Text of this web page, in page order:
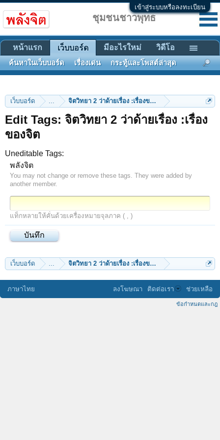
เข้าสู่ระบบหรือลงทะเบียน
เว็บบอร์ด ... จิตวิทยา 2 ว่าด้ายเรื่อง :เรื่องของจิต
Edit Tags: จิตวิทยา 2 ว่าด้ายเรื่อง :เรื่อง
ของจิต
Uneditable Tags:
พลังจิต
You may not change or remove these tags. They were added by
another member.
แท็กหลายให้คั่นด้วยเครื่องหมายจุลภาค ( , )
เว็บบอร์ด ... จิตวิทยา 2 ว่าด้ายเรื่อง :เรื่องของจิต
ชุมชนชาวพุทธ
หน้าแรก เว็บบอร์ด
ค้นหาในเว็บบอร์ด เรื่องเด่น กระทู้และโพสต์ล่าสุด
มีอะไรใหม่ วิดีโอ
ภาษาไทย ลงโฆษณา ติดต่อเรา ช่วยเหลือ
ข้อกำหนดและกฎ